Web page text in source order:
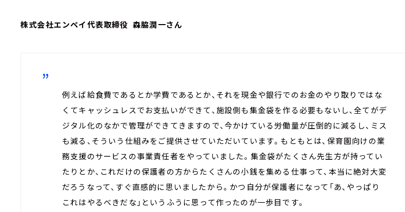
株式会社エンペイ代表取締役 森脇潤一さん
例えば給食費であるとか学費であるとか、それを現金や銀行でのお金のやり取りではな
くてキャッシュレスでお支払いができて、施設側も集金袋を作る必要もないし、全てがデ
ジタル化のなかで管理ができてきますので、今かけている労働量が圧倒的に減るし、ミス
も減る、そういう仕組みをご提供させていただいています。もともとは、保育園向けの業
務支援のサービスの事業責任者をやっていました。集金袋がたくさん先生方が持ってい
たりとか、これだけの保護者の方からたくさんの小銭を集める仕事って、本当に絶対大変
だろうなって、すぐ直感的に思いましたから。かつ自分が保護者になって「あ、やっぱり
これはやるべきだな」というふうに思って作ったのが一歩目です。